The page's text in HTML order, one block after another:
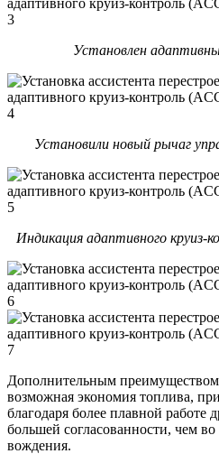
Установлен
Установили новый рычаг
Индикация адаптивного круиз-
Дополнительным преимуществом
возможная экономия топлива,
благодаря более плавной работе
большей согласованности, чем во
вождения.